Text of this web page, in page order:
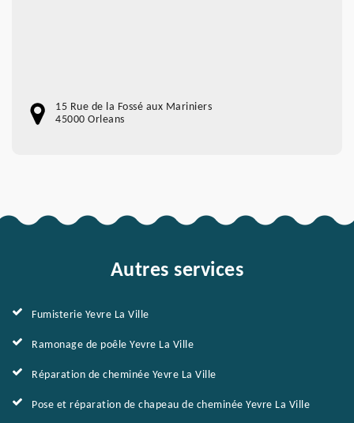
15 Rue de la Fossé aux Mariniers
45000 Orleans
Autres services
Fumisterie Yevre La Ville
Ramonage de poêle Yevre La Ville
Réparation de cheminée Yevre La Ville
Pose et réparation de chapeau de cheminée Yevre La Ville